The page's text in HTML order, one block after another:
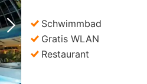
Nächstes Bild
Schwimmbad
Gratis WLAN
Restaurant